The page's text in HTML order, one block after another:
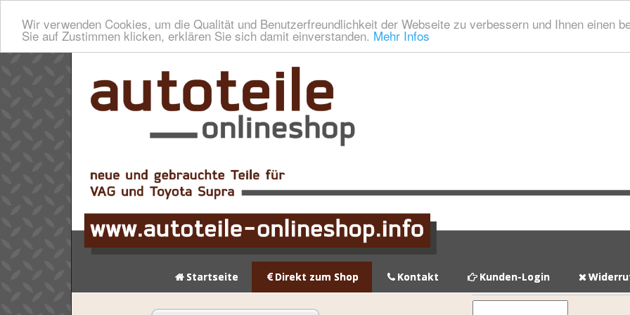
Wir verwenden Cookies, um die Qualität und Benutzerfreundlichkeit der Webseite zu verbessern und Ihnen einen
Sie auf Zustimmen klicken, erklären Sie sich damit einverstanden. Mehr Infos
Startseite Direkt zum Shop Kontakt Kunden-Login